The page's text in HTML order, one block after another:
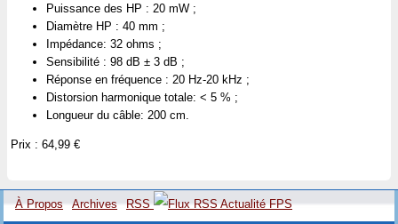
Puissance des HP : 20 mW ;
Diamètre HP : 40 mm ;
Impédance: 32 ohms ;
Sensibilité : 98 dB ± 3 dB ;
Réponse en fréquence : 20 Hz-20 kHz ;
Distorsion harmonique totale: < 5 % ;
Longueur du câble: 200 cm.
Prix : 64,99 €
À Propos Archives RSS